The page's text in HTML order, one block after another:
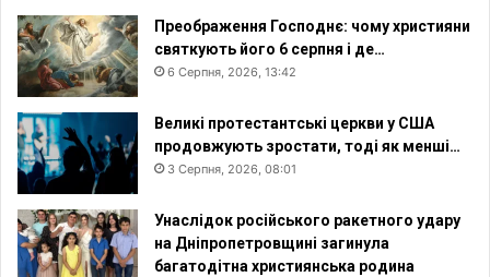
Преображення Господнє: чому християни
святкують його 6 серпня і де…
6 Серпня, 2026, 13:42
Великі протестантські церкви у США
продовжують зростати, тоді як менші…
3 Серпня, 2026, 08:01
Унаслідок російського ракетного удару
на Дніпропетровщині загинула
багатодітна християнська родина